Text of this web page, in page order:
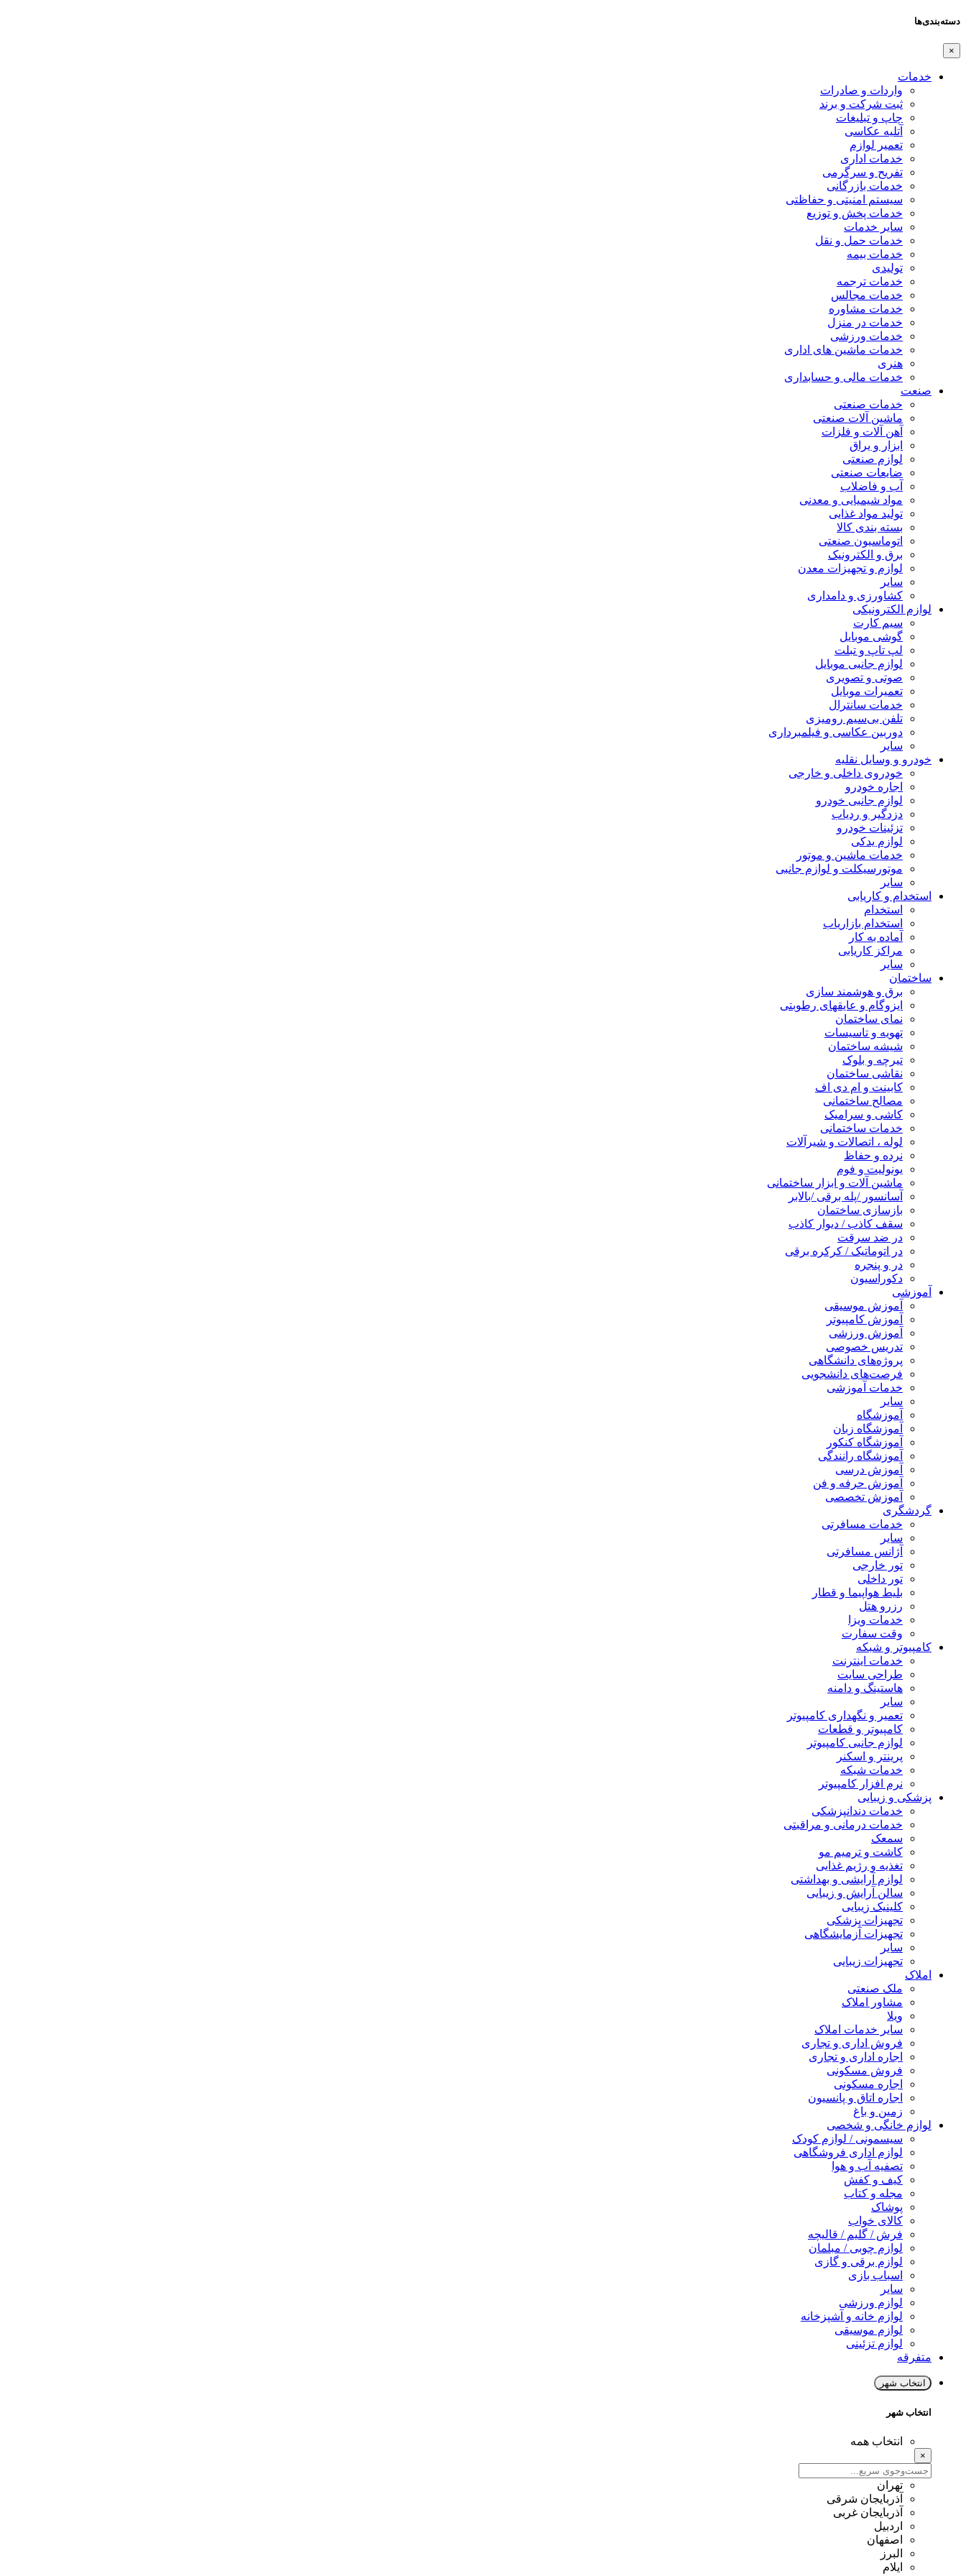
دسته‌بندی‌ها
×
خدمات
واردات و صادرات
ثبت شرکت و برند
چاپ و تبلیغات
آتلیه عکاسی
تعمیر لوازم
خدمات اداری
تفریح و سرگرمی
خدمات بازرگانی
سیستم امنیتی و حفاظتی
خدمات پخش و توزیع
سایر خدمات
خدمات حمل و نقل
خدمات بیمه
تولیدی
خدمات ترجمه
خدمات مجالس
خدمات مشاوره
خدمات در منزل
خدمات ورزشی
خدمات ماشین های اداری
هنری
خدمات مالی و حسابداری
صنعت
خدمات صنعتی
ماشین آلات صنعتی
آهن آلات و فلزات
ابزار و یراق
لوازم صنعتی
ضایعات صنعتی
آب و فاضلاب
مواد شیمیایی و معدنی
تولید مواد غذایی
بسته بندی کالا
اتوماسیون صنعتی
برق و الکترونیک
لوازم و تجهیزات معدن
سایر
کشاورزی و دامداری
لوازم الکترونیکی
سیم کارت
گوشی موبایل
لپ تاپ و تبلت
لوازم جانبی موبایل
صوتی و تصویری
تعمیرات موبایل
خدمات سانترال
تلفن بی‌سیم رومیزی
دوربین عکاسی و فیلمبرداری
سایر
خودرو و وسایل نقلیه
خودروی داخلی و خارجی
اجاره خودرو
لوازم جانبی خودرو
دزدگیر و ردیاب
تزئینات خودرو
لوازم یدکی
خدمات ماشین و موتور
موتورسیکلت و لوازم جانبی
سایر
استخدام و کاریابی
استخدام
استخدام بازاریاب
آماده به کار
مراکز کاریابی
سایر
ساختمان
برق و هوشمند سازی
ایزوگام و عایقهای رطوبتی
نمای ساختمان
تهویه و تاسیسات
شیشه ساختمان
تیرچه و بلوک
نقاشی ساختمان
کابینت و ام دی اف
مصالح ساختمانی
کاشی و سرامیک
خدمات ساختمانی
لوله ، اتصالات و شیرآلات
نرده و حفاظ
یونولیت و فوم
ماشین آلات و ابزار ساختمانی
آسانسور /پله برقی /بالابر
بازسازی ساختمان
سقف کاذب / دیوار کاذب
در ضد سرقت
در اتوماتیک / کرکره برقی
در و پنجره
دکوراسیون
آموزشی
آموزش موسیقی
آموزش کامپیوتر
آموزش ورزشی
تدریس خصوصی
پروژه‌های دانشگاهی
فرصت‌های دانشجویی
خدمات آموزشی
سایر
آموزشگاه
آموزشگاه زبان
آموزشگاه کنکور
آموزشگاه رانندگی
آموزش درسی
آموزش حرفه و فن
آموزش تخصصی
گردشگری
خدمات مسافرتی
سایر
آژانس مسافرتی
تور خارجی
تور داخلی
بلیط هواپیما و قطار
رزرو هتل
خدمات ویزا
وقت سفارت
کامپیوتر و شبکه
خدمات اینترنت
طراحی سایت
هاستینگ و دامنه
سایر
تعمیر و نگهداری کامپیوتر
کامپیوتر و قطعات
لوازم جانبی کامپیوتر
پرینتر و اسکنر
خدمات شبکه
نرم افزار کامپیوتر
پزشکی و زیبایی
خدمات دندانپزشکی
خدمات درمانی و مراقبتی
سمعک
کاشت و ترمیم مو
تغذیه و رژیم غذایی
لوازم آرایشی و بهداشتی
سالن آرایش و زیبایی
کلینیک زیبایی
تجهیزات پزشکی
تجهیزات آزمایشگاهی
سایر
تجهیزات زیبایی
املاک
ملک صنعتی
مشاور املاک
ویلا
سایر خدمات املاک
فروش اداری و تجاری
اجاره اداری و تجاری
فروش مسکونی
اجاره مسکونی
اجاره اتاق و پانسیون
زمین و باغ
لوازم خانگی و شخصی
سیسمونی / لوازم کودک
لوازم اداری فروشگاهی
تصفیه آب و هوا
کیف و کفش
مجله و کتاب
پوشاک
کالای خواب
فرش / گلیم / قالیچه
لوازم چوبی / مبلمان
لوازم برقی و گازی
اسباب بازی
سایر
لوازم ورزشی
لوازم خانه و آشپزخانه
لوازم موسیقی
لوازم تزئینی
متفرقه
انتخاب شهر
انتخاب شهر
انتخاب همه
×
تهران
آذربایجان شرقی
آذربایجان غربی
اردبیل
اصفهان
البرز
ایلام